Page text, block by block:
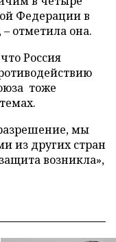
Федерации в
отметила она.
Россия
тоже
мы
из других стран
возникла»,